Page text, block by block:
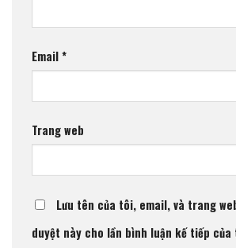
Email*
Trang web
Lưu tên của tôi, email, và trang
duyệt này cho lần bình luận kế tiếp